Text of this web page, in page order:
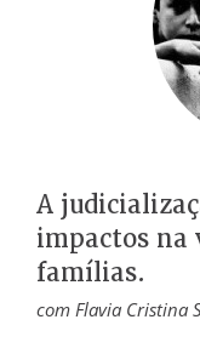
A
impactos na
famílias.
com Flavia Cristina